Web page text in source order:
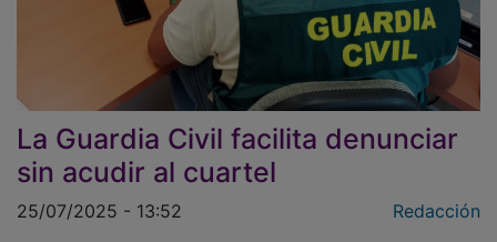
La Guardia Civil facilita denunciar
sin acudir al cuartel